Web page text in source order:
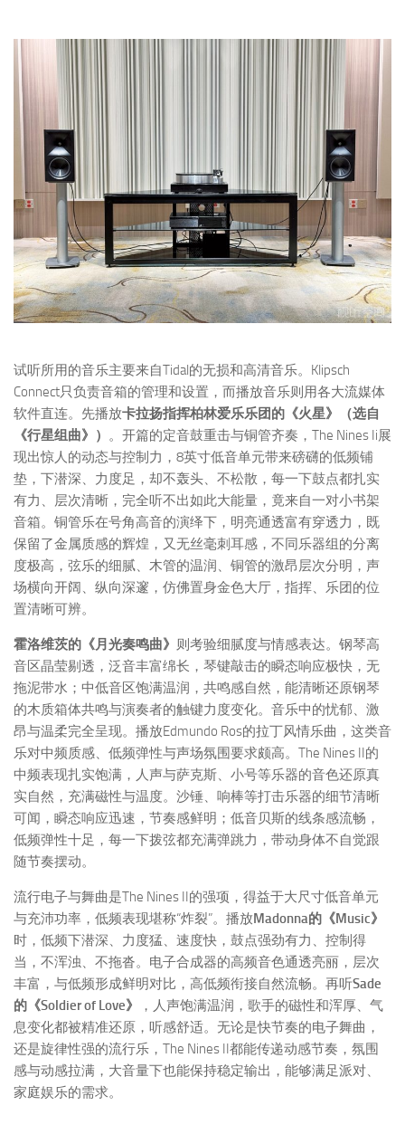
试听所用的音乐主要来自Tidal的无损和高清音乐。Klipsch
Connect只负责音箱的管理和设置，而播放音乐则用各大流媒体
软件直连。先播放卡拉扬指挥柏林爱乐乐团的《火星》（选自
《行星组曲》） 。开篇的定音鼓重击与铜管齐奏，The Nines Ii展
现出惊人的动态与控制力，8英寸低音单元带来磅礴的低频铺
垫，下潜深、力度足，却不轰头、不松散，每一下鼓点都扎实
有力、层次清晰，完全听不出如此大能量，竟来自一对小书架
音箱。铜管乐在号角高音的演绎下，明亮通透富有穿透力，既
保留了金属质感的辉煌，又无丝毫刺耳感，不同乐器组的分离
度极高，弦乐的细腻、木管的温润、铜管的激昂层次分明，声
场横向开阔、纵向深邃，仿佛置身金色大厅，指挥、乐团的位
置清晰可辨。
霍洛维茨的《月光奏鸣曲》 则考验细腻度与情感表达。钢琴高
音区晶莹剔透，泛音丰富绵长，琴键敲击的瞬态响应极快，无
拖泥带水；中低音区饱满温润，共鸣感自然，能清晰还原钢琴
的木质箱体共鸣与演奏者的触键力度变化。音乐中的忧郁、激
昂与温柔完全呈现。播放Edmundo Ros的拉丁风情乐曲，这类音
乐对中频质感、低频弹性与声场氛围要求颇高。The Nines II的
中频表现扎实饱满，人声与萨克斯、小号等乐器的音色还原真
实自然，充满磁性与温度。沙锤、响棒等打击乐器的细节清晰
可闻，瞬态响应迅速，节奏感鲜明；低音贝斯的线条感流畅，
低频弹性十足，每一下拨弦都充满弹跳力，带动身体不自觉跟
随节奏摆动。
流行电子与舞曲是The Nines II的强项，得益于大尺寸低音单元
与充沛功率，低频表现堪称“炸裂”。播放Madonna的《Music》
时，低频下潜深、力度猛、速度快，鼓点强劲有力、控制得
当，不浑浊、不拖沓。电子合成器的高频音色通透亮丽，层次
丰富，与低频形成鲜明对比，高低频衔接自然流畅。再听Sade
的《Soldier of Love》
，人声饱满温润，歌手的磁性和浑厚、气
息变化都被精准还原，听感舒适。无论是快节奏的电子舞曲，
还是旋律性强的流行乐，The Nines II都能传递动感节奏，氛围
感与动感拉满，大音量下也能保持稳定输出，能够满足派对、
家庭娱乐的需求。